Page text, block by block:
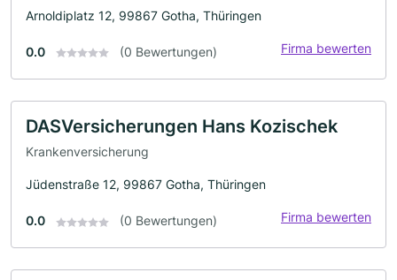
Arnoldiplatz 12, 99867 Gotha, Thüringen
0.0 (0 Bewertungen) Firma bewerten
DASVersicherungen Hans Kozischek
Krankenversicherung
Jüdenstraße 12, 99867 Gotha, Thüringen
0.0 (0 Bewertungen) Firma bewerten